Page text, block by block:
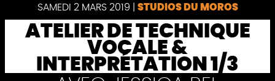
PauseSAMEDI 2 MARS 2019 STUDIOS DU MOROS
ATELIER DE TECHNIQUE
VOCALE &
INTERPRÉTATION 1/3